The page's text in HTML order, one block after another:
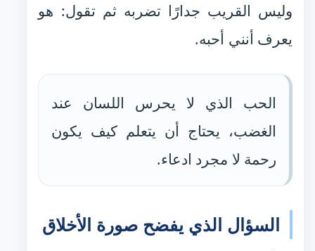
وليس القريب جدارًا تضربه ثم تقول: هو
يعرف أنني أحبه.
الحب الذي لا يحرس اللسان عند
الغضب، يحتاج أن يتعلم كيف يكون
رحمة لا مجرد ادعاء.
السؤال الذي يفضح صورة الأخلاق